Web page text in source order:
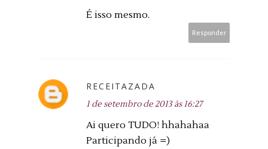
É isso mesmo.
Responder
RECEITAZADA
1 de setembro de 2013 às 16:27
Ai quero TUDO! hhahahaa
Participando já =)